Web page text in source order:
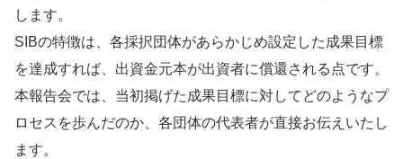
します。
SIBの特徴は、各採択団体があらかじめ設定した成果目標
を達成すれば、出資金元本が出資者に償還される点です。
本報告会では、当初掲げた成果目標に対してどのようなプ
ロセスを歩んだのか、各団体の代表者が直接お伝えいたし
ます。